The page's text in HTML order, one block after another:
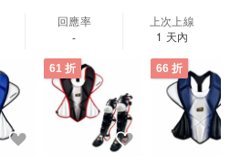
回應率
-
上次上線
1 天內
61 折 66 折